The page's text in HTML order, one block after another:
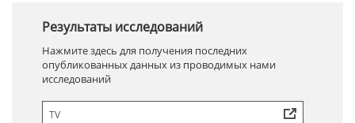
Результаты исследований
Нажмите здесь для получения последних
опубликованных данных из проводимых нами
исследований
TV